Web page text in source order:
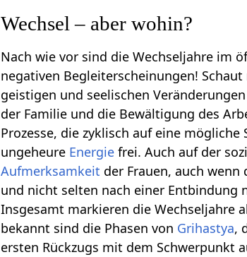
Wechsel – aber wohin?
Nach wie vor sind die Wechseljahre im
negativen Begleiterscheinungen!
geistigen und seelischen
der Familie und die Bewältigung des
Prozesse, die zyklisch auf eine
ungeheure Energie frei. Auch auf der
Aufmerksamkeit der Frauen, auch
und nicht selten nach einer Entbindung
Insgesamt markieren die Wechseljahre
bekannt sind die Phasen von Grihastya,
ersten Rückzugs mit dem Schwerpunkt